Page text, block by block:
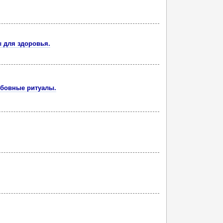
здоровья.
ритуалы.